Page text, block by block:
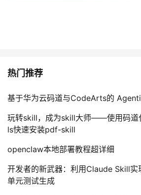
热门推荐
基于华为云码道与CodeArts的
玩转skill，成为skill大师——使用码道
ls快速安装pdf-skill
openclaw本地部署教程超详细
开发者的新武器：利用Claude Skill实
单元测试生成